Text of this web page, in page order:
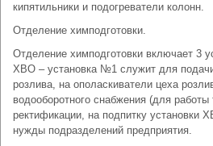
кипятильники и подогреватели колонн.
Отделение химподготовки.
Отделение химподготовки включает 3
ХВО – установка №1 служит для
розлива, на ополаскиватели цеха
водооборотного снабжения (для
ректификации, на подпитку установки
нужды подразделений предприятия.